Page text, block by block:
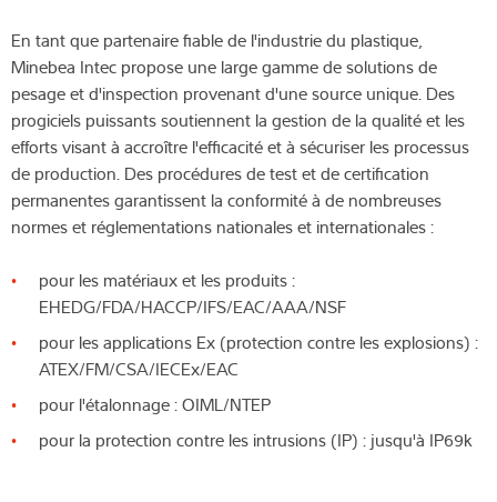
En tant que partenaire fiable de l'industrie du plastique,
Minebea Intec propose une large gamme de solutions de
pesage et d'inspection provenant d'une source unique. Des
progiciels puissants soutiennent la gestion de la qualité et les
efforts visant à accroître l'efficacité et à sécuriser les processus
de production. Des procédures de test et de certification
permanentes garantissent la conformité à de nombreuses
normes et réglementations nationales et internationales :
pour les matériaux et les produits :
EHEDG/FDA/HACCP/IFS/EAC/AAA/NSF
pour les applications Ex (protection contre les explosions) :
ATEX/FM/CSA/IECEx/EAC
pour l'étalonnage : OIML/NTEP
pour la protection contre les intrusions (IP) : jusqu'à IP69k